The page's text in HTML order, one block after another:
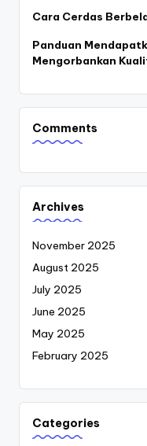
Cara Cerdas
Panduan
Mengorbankan
Comments
Archives
November 2025
August 2025
July 2025
June 2025
May 2025
February 2025
Categories